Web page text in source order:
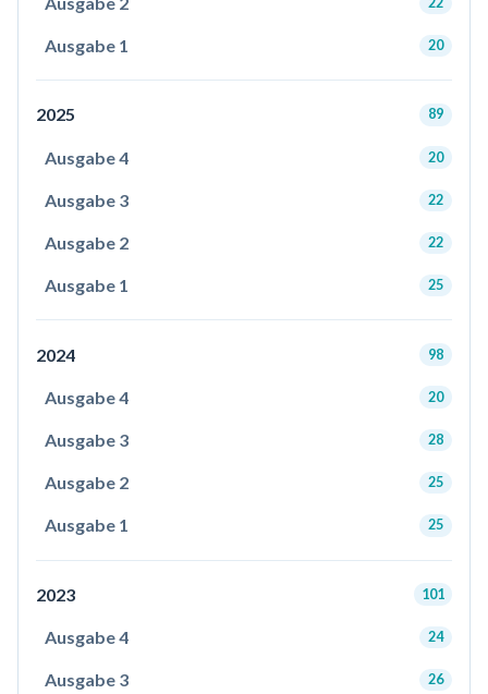
Ausgabe 1 20
2025 89
Ausgabe 4 20
Ausgabe 3 22
Ausgabe 2 22
Ausgabe 1 25
2024 98
Ausgabe 4 20
Ausgabe 3 28
Ausgabe 2 25
Ausgabe 1 25
2023 101
Ausgabe 4 24
Ausgabe 3 26